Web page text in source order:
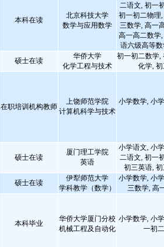
本科在读
北京科技大学
数学与应用数学
二语文, 初一
初一初二物理
三数学, 高一
高一高二数学
语六级高等
硕士在读
华侨大学
化学工程与技术
初一初二数学,
化学,
在职培训机构教师
上饶师范学院
计算机科学与技术
小学数学, 小
硕士在读
厦门理工学院
英语
小学语文, 小
二语文, 初一
初三英语,
硕士在读
伊犁师范大学
学科教学（数学）
小学数学, 小
三数学, 高
本科毕业
华侨大学厦门分校
机械工程及自动化
小学数学, 小
一初